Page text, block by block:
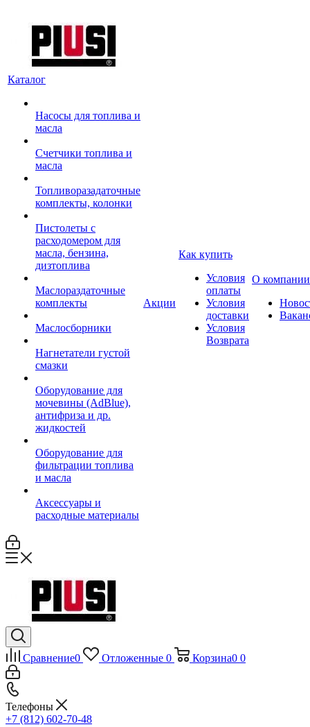
Каталог
Насосы для топлива и
масла
Счетчики топлива и
масла
Топливоразадаточные
комплекты, колонки
Пистолеты с
расходомером для
масла, бензина,
дизтоплива
Маслораздаточные
комплекты
Маслосборники
Нагнетатели густой
смазки
Оборудование для
мочевины (AdBlue),
антифриза и др.
жидкостей
Оборудование для
фильтрации топлива
и масла
Аксессуары и
расходные материалы
Акции
Как купить
Условия
оплаты
Условия
доставки
Условия
Возврата
О компании
Сравнение0 Отложенные 0 Корзина0 0
Телефоны
+7 (812) 602-70-48